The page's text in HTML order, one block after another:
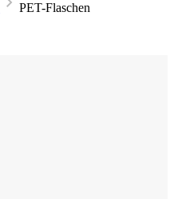
PET-Flaschen